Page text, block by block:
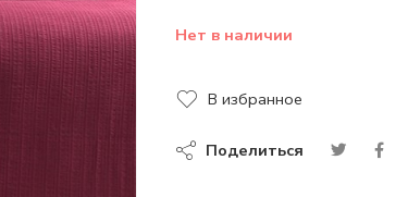
Нет в наличии
В избранное
Поделиться